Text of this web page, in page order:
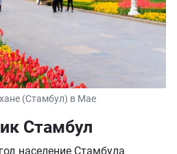
(Стамбул) в Мае
Стамбул
население Стамбула